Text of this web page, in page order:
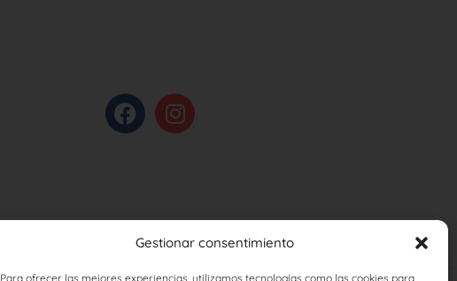
Gestionar consentimiento
Para ofrecer las mejores experiencias, utilizamos tecnologías como las cookies para